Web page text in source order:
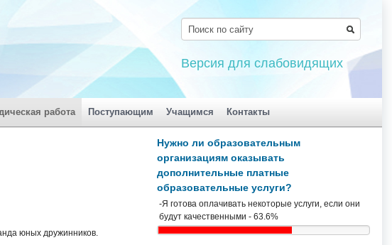
Версия для слабовидящих
работа Поступающим Учащимся Контакты
юных дружинников.
Нужно ли образовательным
организациям оказывать
дополнительные платные
образовательные услуги?
-Я готова оплачивать некоторые услуги, если они
будут качественными - 63.6%